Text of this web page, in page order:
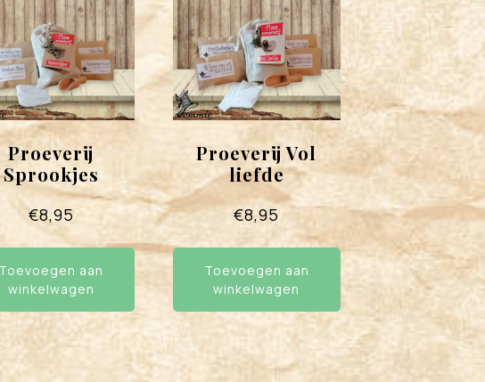
Proeverij
Sprookjes
€8,95
Toevoegen aan
winkelwagen
Proeverij Vol
liefde
€8,95
Toevoegen aan
winkelwagen